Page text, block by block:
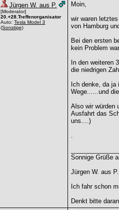
Jürgen W. aus P.
[Moderator]
20.+28.Treffenorganisator
Auto: Tesla Model 3
(Sonstige)
Moin,
wir waren
von Hamburg
Bei den ersten
kein Problem
In den weiteren
die niedrigen
Ich denke, da
Wege......und
Also wir würden
Ausfahrt das
uns....)
.
Sonnige Grüße
Jürgen W. aus P.
Ich fahr schon
Denkt bitte